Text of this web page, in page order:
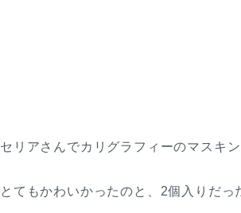
セリアさんでカリグラフィーのマスキ
とてもかわいかったのと、2個入りだっ